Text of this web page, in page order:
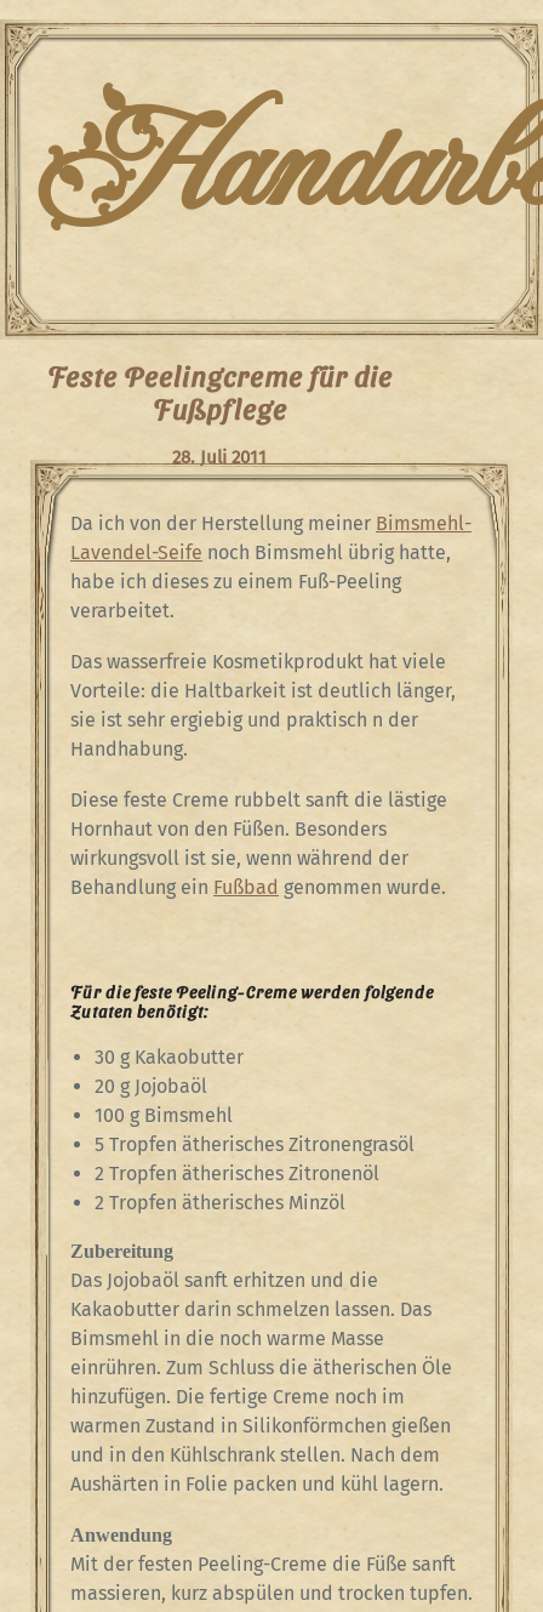
Skip
to
content
Feste Peelingcreme für die
Fußpflege
28. Juli 2011
Da ich von der Herstellung meiner Bimsmehl-
Lavendel-Seife noch Bimsmehl übrig hatte,
habe ich dieses zu einem Fuß-Peeling
verarbeitet.
Das wasserfreie Kosmetikprodukt hat viele
Vorteile: die Haltbarkeit ist deutlich länger,
sie ist sehr ergiebig und praktisch n der
Handhabung.
Diese feste Creme rubbelt sanft die lästige
Hornhaut von den Füßen. Besonders
wirkungsvoll ist sie, wenn während der
Behandlung ein Fußbad genommen wurde.
Für die feste Peeling-Creme werden folgende
Zutaten benötigt:
30 g Kakaobutter
20 g Jojobaöl
100 g Bimsmehl
5 Tropfen ätherisches Zitronengrasöl
2 Tropfen ätherisches Zitronenöl
2 Tropfen ätherisches Minzöl
Zubereitung
Das Jojobaöl sanft erhitzen und die
Kakaobutter darin schmelzen lassen. Das
Bimsmehl in die noch warme Masse
einrühren. Zum Schluss die ätherischen Öle
hinzufügen. Die fertige Creme noch im
warmen Zustand in Silikonförmchen gießen
und in den Kühlschrank stellen. Nach dem
Aushärten in Folie packen und kühl lagern.
Anwendung
Mit der festen Peeling-Creme die Füße sanft
massieren, kurz abspülen und trocken tupfen.